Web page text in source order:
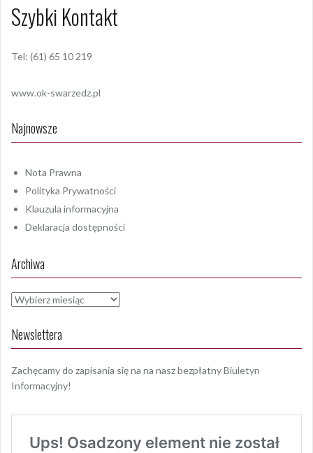
Szybki Kontakt
Tel: (61) 65 10 219
www.ok-swarzedz.pl
Najnowsze
Nota Prawna
Polityka Prywatności
Klauzula informacyjna
Deklaracja dostępności
Archiwa
Archiwa
Newslettera
Zachęcamy do zapisania się na na nasz bezpłatny Biuletyn
Informacyjny!